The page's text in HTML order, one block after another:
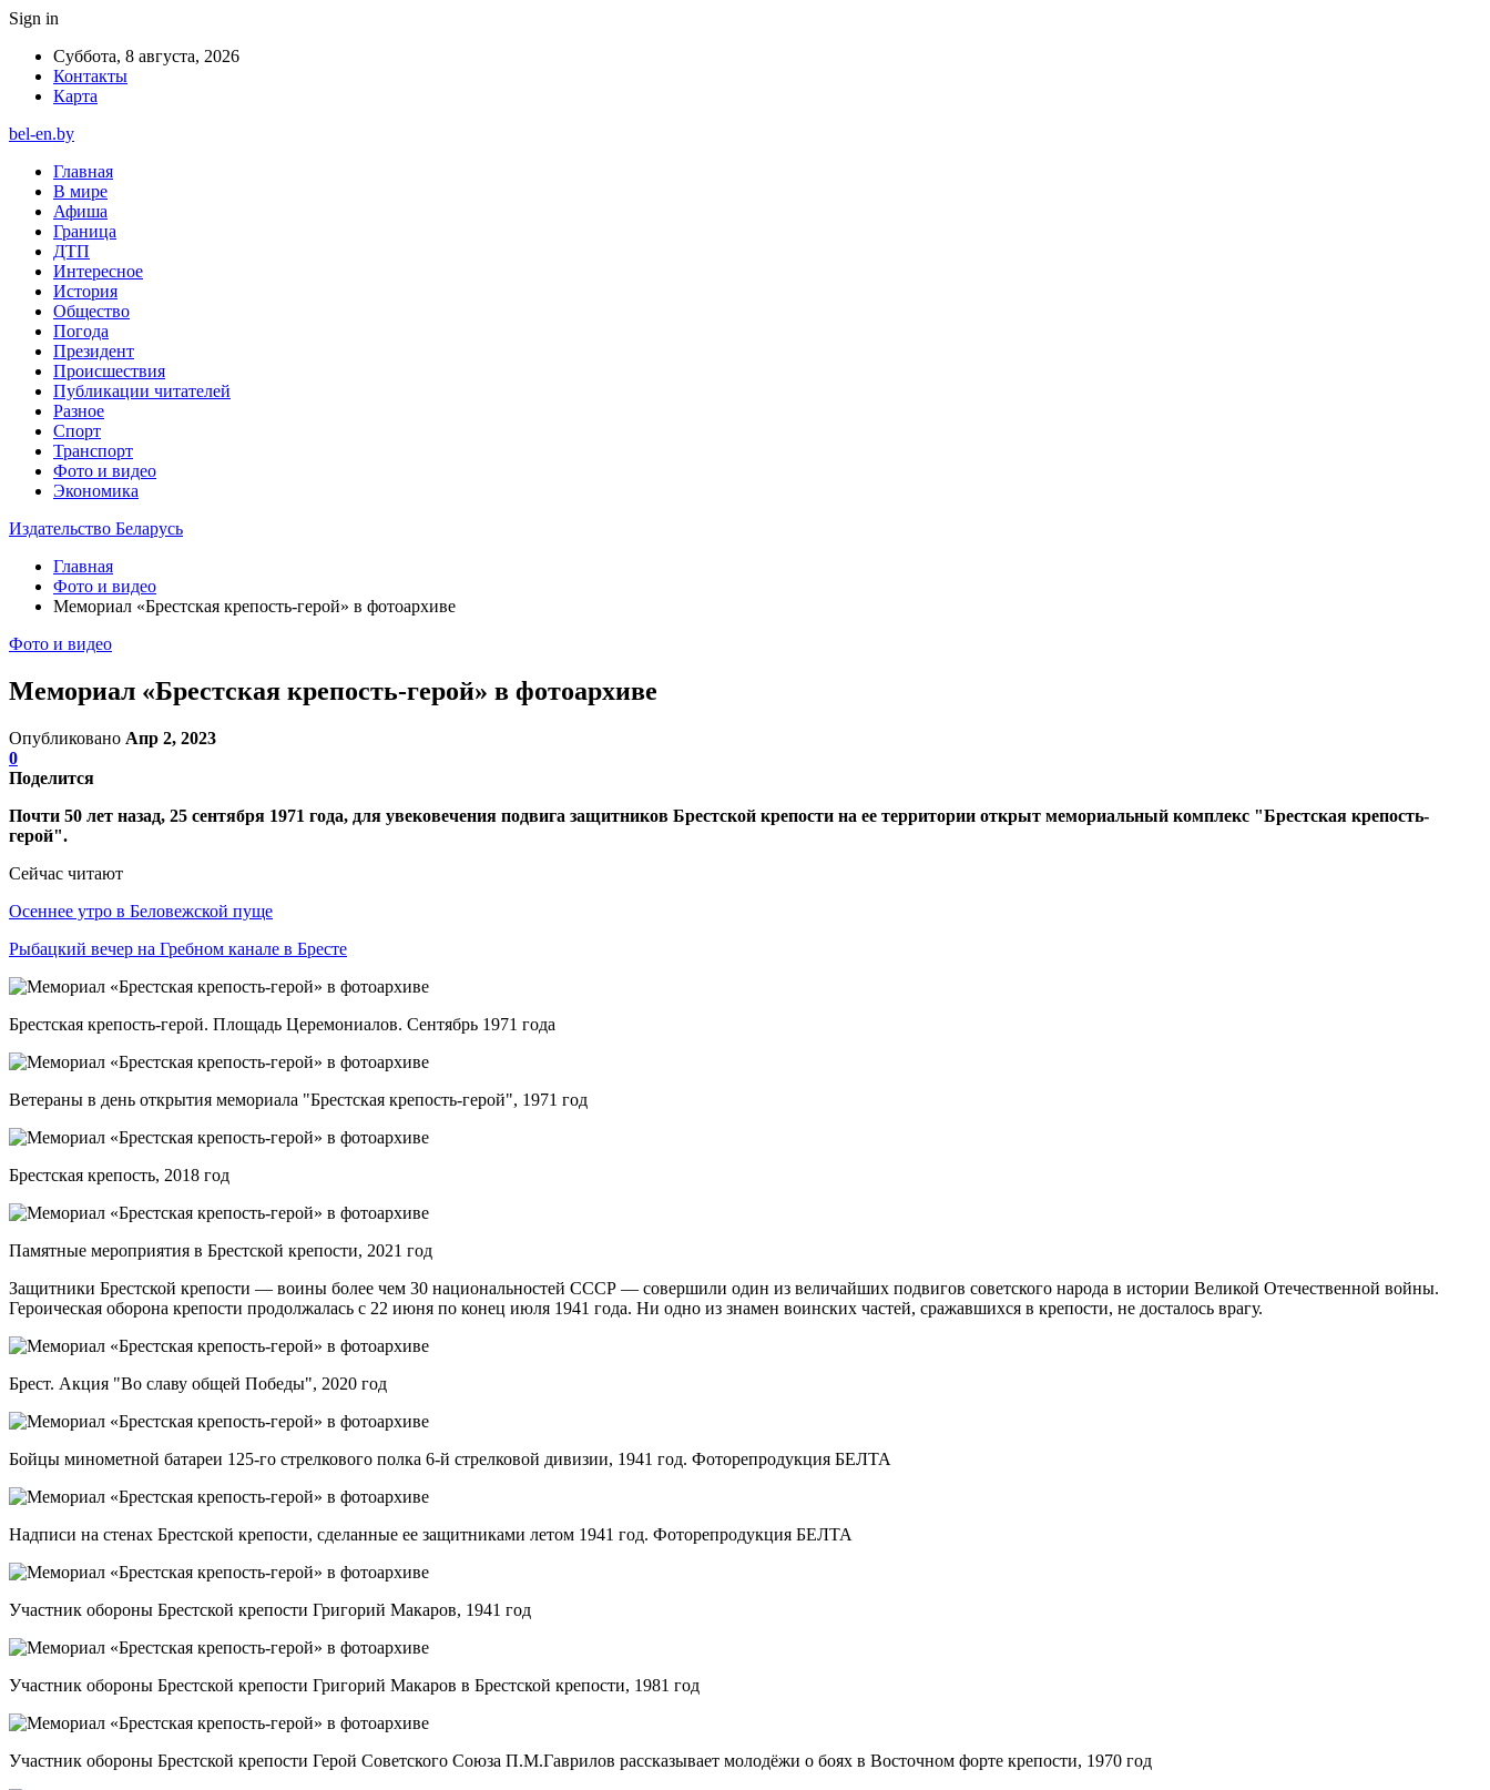
Sign in
Суббота, 8 августа, 2026
Контакты
Карта
bel-en.by
Главная
В мире
Афиша
Граница
ДТП
Интересное
История
Общество
Погода
Президент
Происшествия
Публикации читателей
Разное
Спорт
Транспорт
Фото и видео
Экономика
Издательство Беларусь
Главная
Фото и видео
Мемориал «Брестская крепость-герой» в фотоархиве
Фото и видео
Мемориал «Брестская крепость-герой» в фотоархиве
Опубликовано Апр 2, 2023
0
Поделится
Почти 50 лет назад, 25 сентября 1971 года, для увековечения подвига защитников Брестской крепости на ее территории открыт мемориальный комплекс "Брестская крепость-
герой".
Сейчас читают
Осеннее утро в Беловежской пуще
Рыбацкий вечер на Гребном канале в Бресте
Брестская крепость-герой. Площадь Церемониалов. Сентябрь 1971 года
Ветераны в день открытия мемориала "Брестская крепость-герой", 1971 год
Брестская крепость, 2018 год
Памятные мероприятия в Брестской крепости, 2021 год
Защитники Брестской крепости — воины более чем 30 национальностей СССР — совершили один из величайших подвигов советского народа в истории Великой Отечественной войны.
Героическая оборона крепости продолжалась с 22 июня по конец июля 1941 года. Ни одно из знамен воинских частей, сражавшихся в крепости, не досталось врагу.
Брест. Акция "Во славу общей Победы", 2020 год
Бойцы минометной батареи 125-го стрелкового полка 6-й стрелковой дивизии, 1941 год. Фоторепродукция БЕЛТА
Надписи на стенах Брестской крепости, сделанные ее защитниками летом 1941 год. Фоторепродукция БЕЛТА
Участник обороны Брестской крепости Григорий Макаров, 1941 год
Участник обороны Брестской крепости Григорий Макаров в Брестской крепости, 1981 год
Участник обороны Брестской крепости Герой Советского Союза П.М.Гаврилов рассказывает молодёжи о боях в Восточном форте крепости, 1970 год